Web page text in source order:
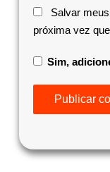
Salvar
próxima vez
Sim,